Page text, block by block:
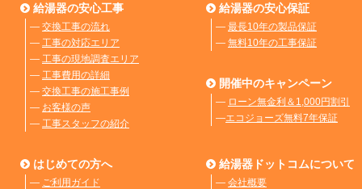
給湯器の安心工事
― 交換工事の流れ
― 工事の対応エリア
― 工事の現地調査エリア
― 工事費用の詳細
― 交換工事の施工事例
― お客様の声
― 工事スタッフの紹介
給湯器の安心保証
― 最長10年の製品保証
― 無料10年の工事保証
開催中のキャンペーン
― ローン無金利＆1,000円割引
―エコジョーズ無料7年保証
はじめての方へ
― ご利用ガイド
給湯器ドットコムについて
― 会社概要